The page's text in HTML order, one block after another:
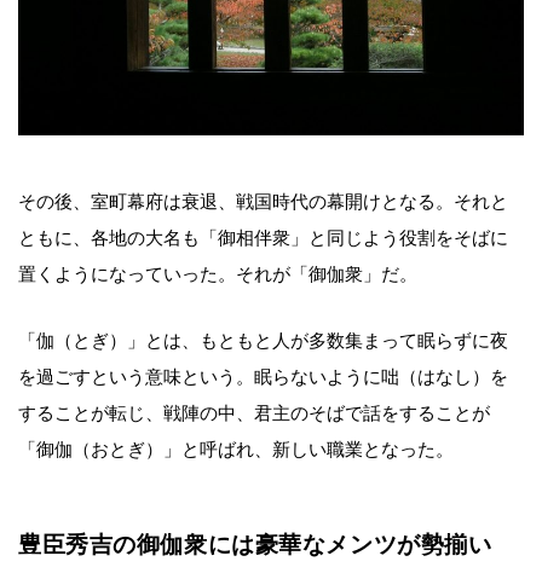
その後、室町幕府は衰退、戦国時代の幕開けとなる。それと
ともに、各地の大名も「御相伴衆」と同じよう役割をそばに
置くようになっていった。それが「御伽衆」だ。
「伽（とぎ）」とは、もともと人が多数集まって眠らずに夜
を過ごすという意味という。眠らないように咄（はなし）を
することが転じ、戦陣の中、君主のそばで話をすることが
「御伽（おとぎ）」と呼ばれ、新しい職業となった。
豊臣秀吉の御伽衆には豪華なメンツが勢揃い